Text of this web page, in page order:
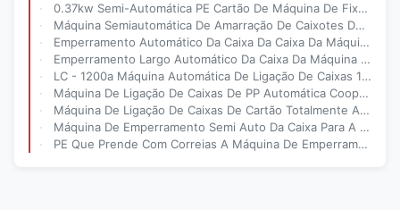
0.37kw Semi-Automática PE Cartão De Máquina De Fixação
Máquina Semiautomática De Amarração De Caixotes De PE De 195 Cm
Emperramento Automático Da Caixa Da Caixa Da Máquina De Emperramento Da Caixa De Seim Do PE De 195cm Grande
Emperramento Largo Automático Da Caixa Da Máquina De Emperramento Da Caixa De Seim Do PE 0.37kw
LC - 1200a Máquina Automática De Ligação De Caixas 18-22 / Min 4.5kw 380v
Máquina De Ligação De Caixas De PP Automática Cooperar Com A Máquina De Colagem De Pasta Automática
Máquina De Ligação De Caixas De Cartão Totalmente Automática De 5 Mm De Pressão Superior Com Pedal
Máquina De Emperramento Semi Auto Da Caixa Para A Correia Da Embalagem 50 Da Caixa/PP Mínimos
PE Que Prende Com Correias A Máquina De Emperramento Da Caixa Da Caixa Semi Automática